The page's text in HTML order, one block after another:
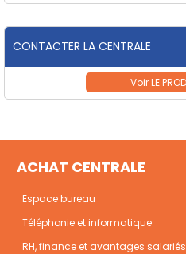
CONTACTER LA CENTRALE
ACHAT CENTRALE
Espace bureau
Téléphonie et informatique
RH, finance et avantages salariés